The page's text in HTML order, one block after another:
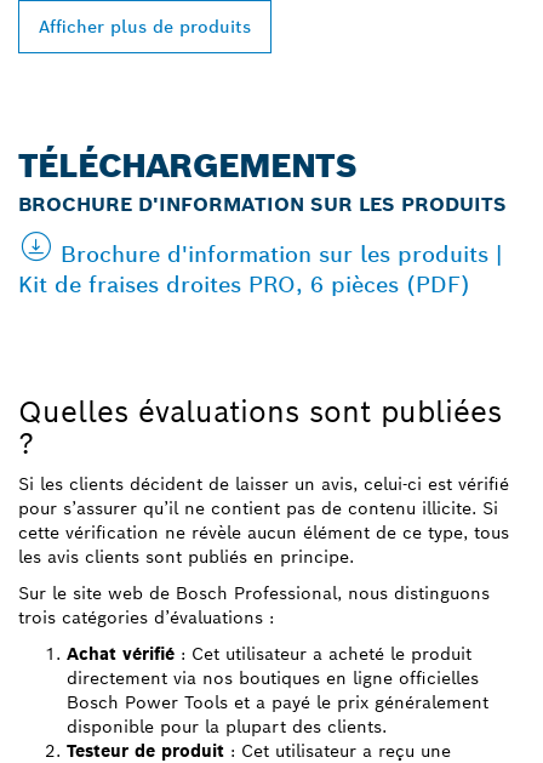
Afficher plus de produits
TÉLÉCHARGEMENTS
BROCHURE D'INFORMATION SUR LES PRODUITS
Brochure d'information sur les produits |
Kit de fraises droites PRO, 6 pièces (PDF)
Quelles évaluations sont publiées
?
Si les clients décident de laisser un avis, celui-ci est vérifié
pour s’assurer qu’il ne contient pas de contenu illicite. Si
cette vérification ne révèle aucun élément de ce type, tous
les avis clients sont publiés en principe.
Sur le site web de Bosch Professional, nous distinguons
trois catégories d’évaluations :
Achat vérifié : Cet utilisateur a acheté le produit
directement via nos boutiques en ligne officielles
Bosch Power Tools et a payé le prix généralement
disponible pour la plupart des clients.
Testeur de produit : Cet utilisateur a reçu une